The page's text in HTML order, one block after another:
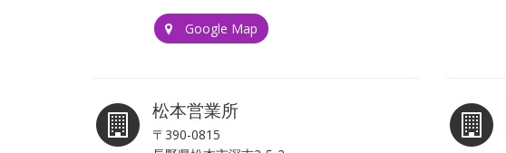
Google Map
松本営業所
〒390-0815